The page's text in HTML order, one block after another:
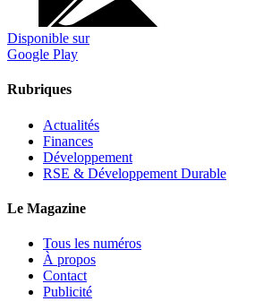
Disponible sur
Google Play
Rubriques
Actualités
Finances
Développement
RSE & Développement Durable
Le Magazine
Tous les numéros
À propos
Contact
Publicité